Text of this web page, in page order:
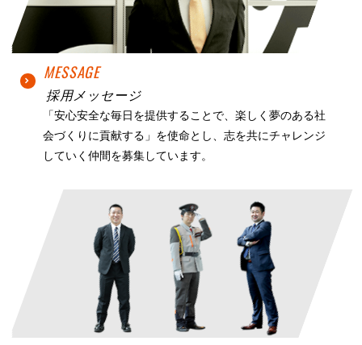
MESSAGE
採用メッセージ
「安心安全な毎日を提供することで、楽しく夢のある社
会づくりに貢献する」を使命とし、志を共にチャレンジ
していく仲間を募集しています。